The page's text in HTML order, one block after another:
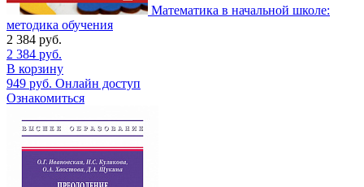
Математика в начальной школе:
методика обучения
2 384 руб.
2 384 руб.
В корзину
949 руб. Онлайн доступ
Ознакомиться